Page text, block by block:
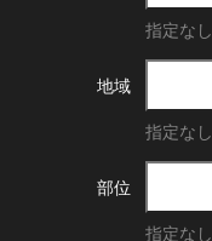
指定なし
地域
指定なし
部位
指定なし